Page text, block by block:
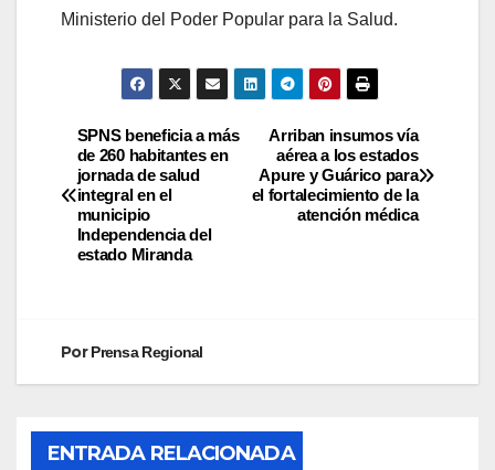
Ministerio del Poder Popular para la Salud.
Arriban insumos vía
aérea a los estados
Apure y Guárico para
el fortalecimiento de la
atención médica
SPNS beneficia a más
de 260 habitantes en
jornada de salud
integral en el
municipio
Independencia del
estado Miranda
PorPrensa Regional
ENTRADA RELACIONADA